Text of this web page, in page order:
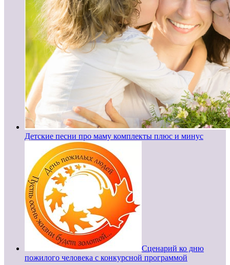
Детские песни про маму комплекты плюс и минус
Сценарий ко дню
пожилого человека с конкурсной программой